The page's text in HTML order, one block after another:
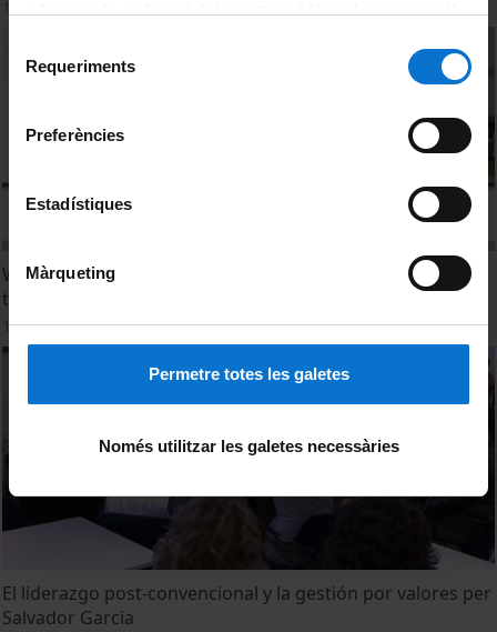
consultar laPolítica de galetes del lloc web de la
Requeriments
Preferències
Estadístiques
Màrqueting
Permetre totes les galetes
Només utilitzar les galetes necessàries
What role does education play transmithing values in
times like these?
11 juliol, 2012
El liderazgo post-convencional y la gestión por valores per
Salvador Garcia